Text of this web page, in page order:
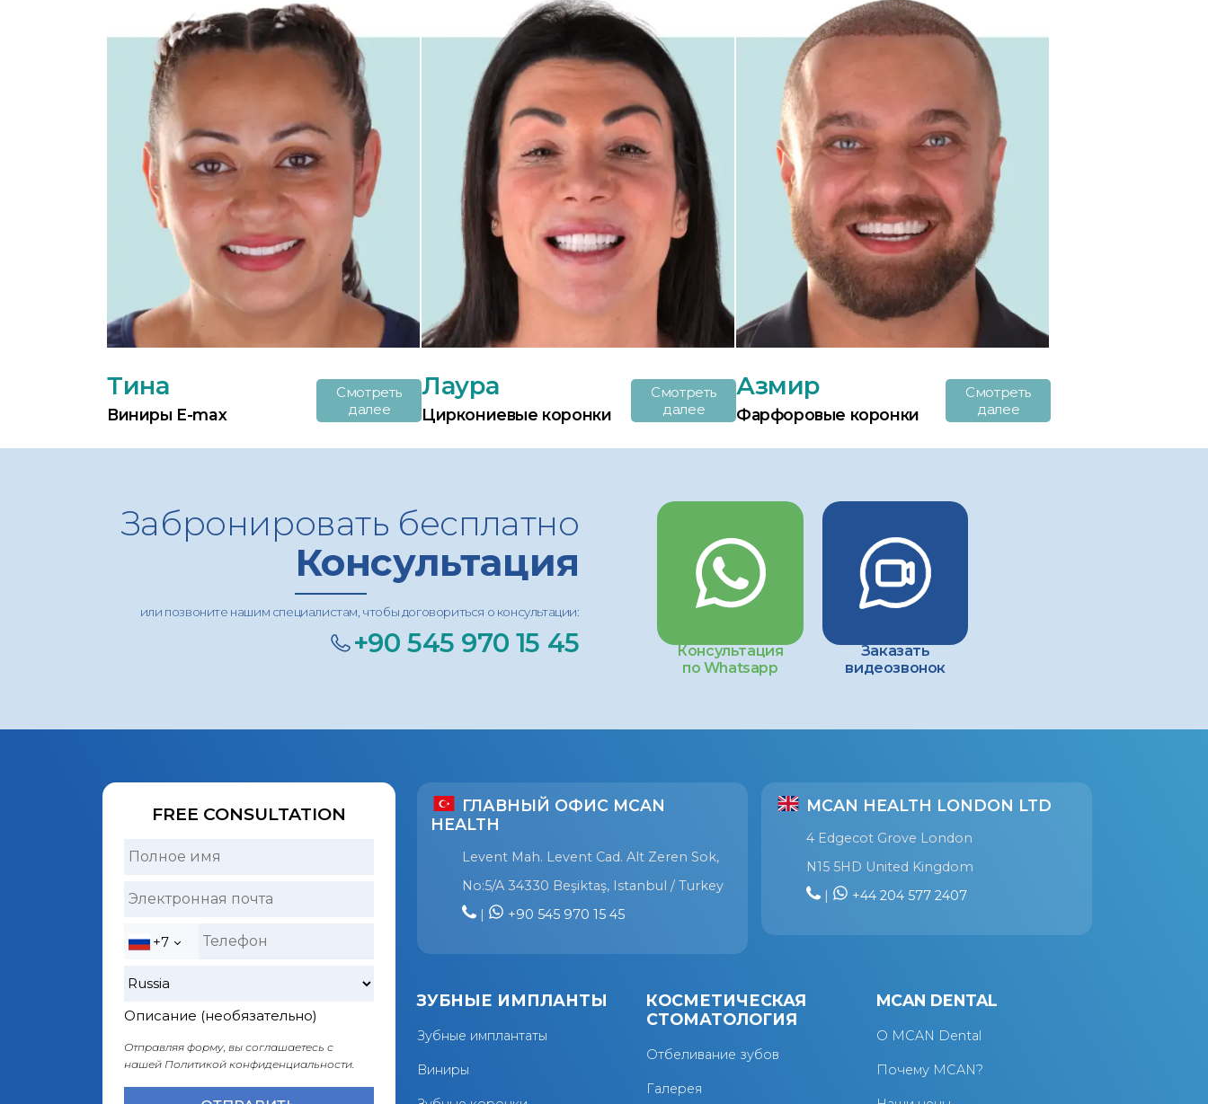
Тина
Виниры E-max
Смотреть
далее
Лаура
Циркониевые коронки
Смотреть
далее
Азмир
Фарфоровые коронки
Смотреть
далее
Забронировать бесплатно
Консультация
или позвоните нашим специалистам, чтобы договориться о консультации:
+90 545 970 15 45
Консультация
по Whatsapp
Заказать
видеозвонок
FREE CONSULTATION
+7
Описание (необязательно)
Отправляя форму, вы соглашаетесь с
нашей Политикой конфиденциальности.
ГЛАВНЫЙ ОФИС MCAN
HEALTH
Levent Mah. Levent Cad. Alt Zeren Sok,
No:5/A 34330 Beşiktaş, Istanbul / Turkey
|
+90 545 970 15 45
MCAN HEALTH LONDON LTD
4 Edgecot Grove London
N15 5HD United Kingdom
|
+44 204 577 2407
ЗУБНЫЕ ИМПЛАНТЫ
Зубные имплантаты
Виниры
КОСМЕТИЧЕСКАЯ
СТОМАТОЛОГИЯ
Отбеливание зубов
Галерея
MCAN DENTAL
О MCAN Dental
Почему MCAN?